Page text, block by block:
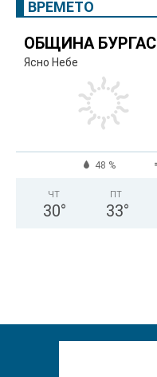
ВРЕМЕТО
ОБЩИНА БУРГАС
Ясно Небе
48 %
ЧТ
30°
ПТ
33°